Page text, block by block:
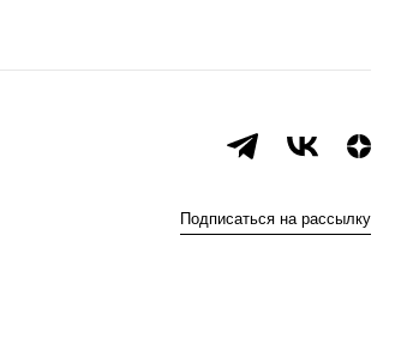
Подписаться на рассылку